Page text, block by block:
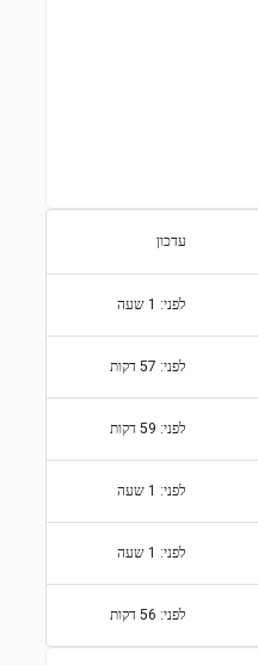
עדכון
לפני: 1 שעה
לפני: 57 דקות
לפני: 59 דקות
לפני: 1 שעה
לפני: 1 שעה
לפני: 56 דקות